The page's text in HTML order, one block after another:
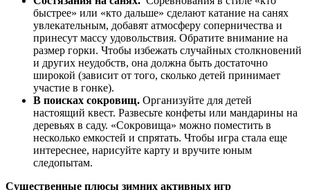
быстрее» или «кто дальше» сделают катание на санях
увлекательным, добавят атмосферу соперничества и
принесут массу удовольствия. Обратите внимание на
размер горки. Чтобы избежать случайных столкновений
и других неудобств, она должна быть достаточно
широкой (зависит от того, сколько детей принимает
участие в гонке).
В поисках сокровищ. Организуйте для детей
настоящий квест. Развесьте конфеты или мандарины на
деревьях в саду. «Сокровища» можно поместить в
несколько емкостей и спрятать. Чтобы игра стала еще
интереснее, нарисуйте карту и вручите юным
следопытам.
Существенные плюсы зимних активных игр